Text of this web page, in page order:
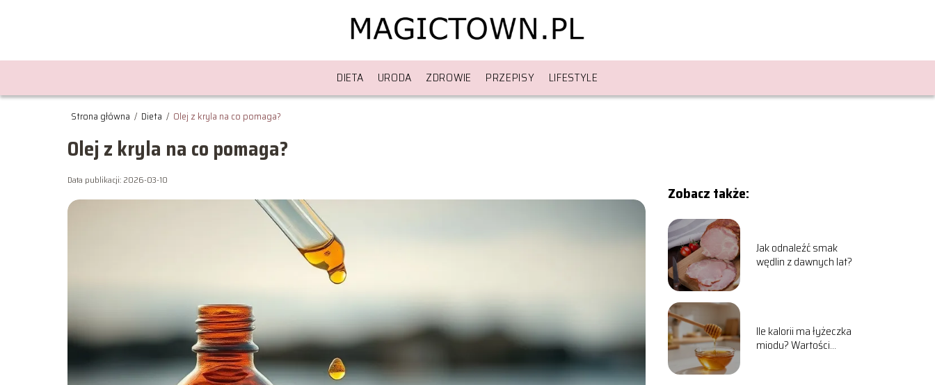
DIETA URODA ZDROWIE PRZEPISY LIFESTYLE
Strona główna / Dieta / Olej z kryla na co pomaga?
Olej z kryla na co pomaga?
Data publikacji: 2026-03-10
Zobacz także:
Jak odnaleźć smak
wędlin z dawnych lat?
Ile kalorii ma łyżeczka
miodu? Wartości